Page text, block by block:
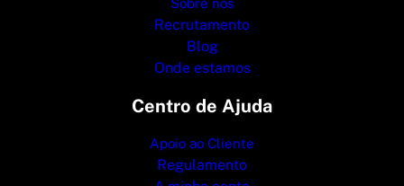
Sobre nós
Recrutamento
Blog
Onde estamos
Centro de Ajuda
Apoio ao Cliente
Regulamento